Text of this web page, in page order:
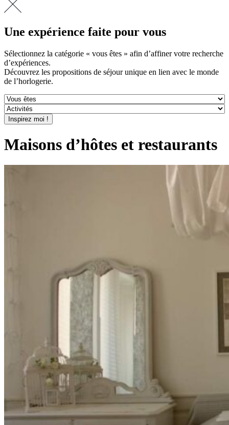
Une expérience faite pour vous
Sélectionnez la catégorie « vous êtes » afin d’affiner votre recherche
d’expériences.
Découvrez les propositions de séjour unique en lien avec le monde
de l’horlogerie.
Maisons d’hôtes et restaurants